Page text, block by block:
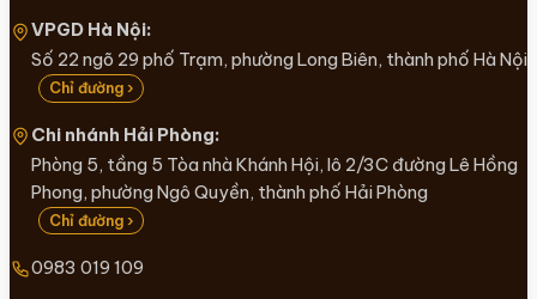
VPGD Hà Nội:
Số 22 ngõ 29 phố Trạm, phường Long Biên, thành phố Hà Nội
Chỉ đường ›
Chi nhánh Hải Phòng:
Phòng 5, tầng 5 Tòa nhà Khánh Hội, lô 2/3C đường Lê Hồng
Phong, phường Ngô Quyền, thành phố Hải Phòng
Chỉ đường ›
0983 019 109